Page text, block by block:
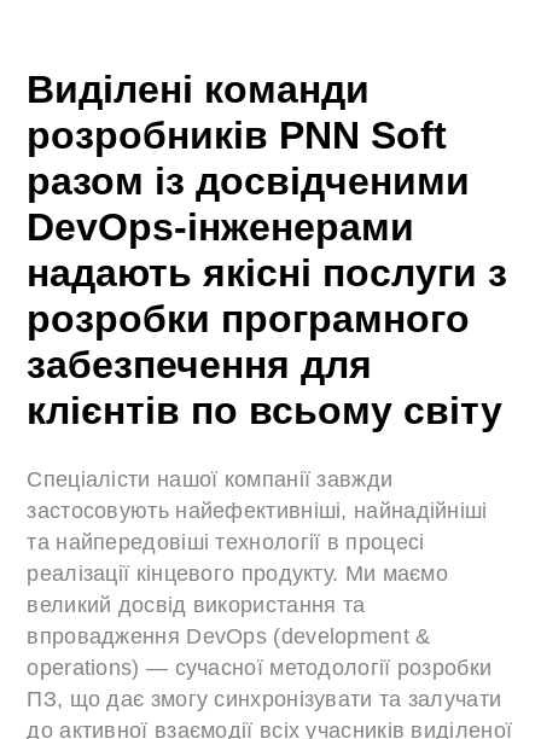
Виділені команди
розробників PNN Soft
разом із досвідченими
DevOps-інженерами
надають якісні послуги з
розробки програмного
забезпечення для
клієнтів по всьому світу
Спеціалісти нашої компанії завжди
застосовують найефективніші, найнадійніші
та найпередовіші технології в процесі
реалізації кінцевого продукту. Ми маємо
великий досвід використання та
впровадження DevOps (development &
operations) — сучасної методології розробки
ПЗ, що дає змогу синхронізувати та залучати
до активної взаємодії всіх учасників виділеної